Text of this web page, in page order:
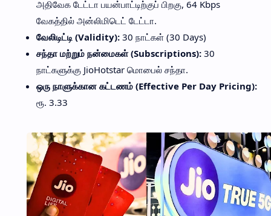
அதிவேக டேட்டா பயன்பாட்டிற்குப் பிறகு, 64 Kbps
வேகத்தில் அன்லிமிடெட் டேட்டா.
வேலிடிட்டி (Validity): 30 நாட்கள் (30 Days)
சந்தா மற்றும் நன்மைகள் (Subscriptions): 30
நாட்களுக்கு JioHotstar மொபைல் சந்தா.
ஒரு நாளுக்கான கட்டணம் (Effective Per Day Pricing):
ரூ. 3.33